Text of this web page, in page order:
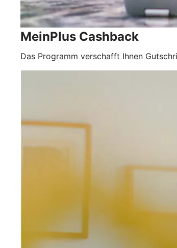
MeinPlus Cashback
Das Programm verschafft Ihnen